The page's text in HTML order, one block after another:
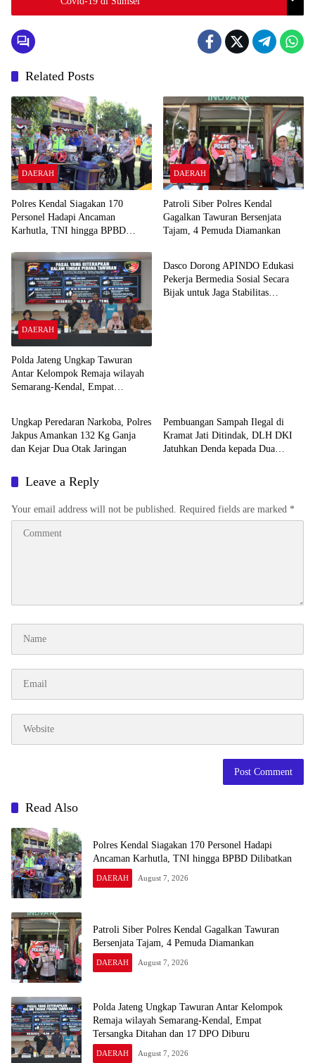
Related Posts
DAERAH
Polres Kendal Siagakan 170
Personel Hadapi Ancaman
Karhutla, TNI hingga BPBD
DAERAH
Patroli Siber Polres Kendal
Gagalkan Tawuran Bersenjata
Tajam, 4 Pemuda Diamankan
DAERAH
Polda Jateng Ungkap Tawuran
Antar Kelompok Remaja wilayah
Semarang-Kendal, Empat
DAERAH
Dasco Dorong APINDO Edukasi
Pekerja Bermedia Sosial Secara
Bijak untuk Jaga Stabilitas
DAERAH
Ungkap Peredaran Narkoba, Polres
Jakpus Amankan 132 Kg Ganja
dan Kejar Dua Otak Jaringan
Pembuangan Sampah Ilegal di
Kramat Jati Ditindak, DLH DKI
Jatuhkan Denda kepada Dua
Leave a Reply
Your email address will not be published. Required fields are marked *
Read Also
Polres Kendal Siagakan 170 Personel Hadapi
Ancaman Karhutla, TNI hingga BPBD Dilibatkan
DAERAH August 7, 2026
Patroli Siber Polres Kendal Gagalkan Tawuran
Bersenjata Tajam, 4 Pemuda Diamankan
DAERAH August 7, 2026
Polda Jateng Ungkap Tawuran Antar Kelompok
Remaja wilayah Semarang-Kendal, Empat
Tersangka Ditahan dan 17 DPO Diburu
DAERAH August 7, 2026